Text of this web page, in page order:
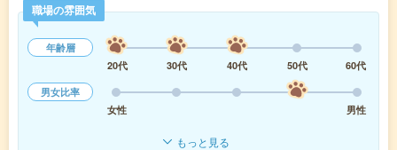
職場の雰囲気
年齢層
20代
30代 40代 50代
60代
男女比率
女性
男性
もっと見る